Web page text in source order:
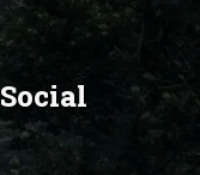
Social